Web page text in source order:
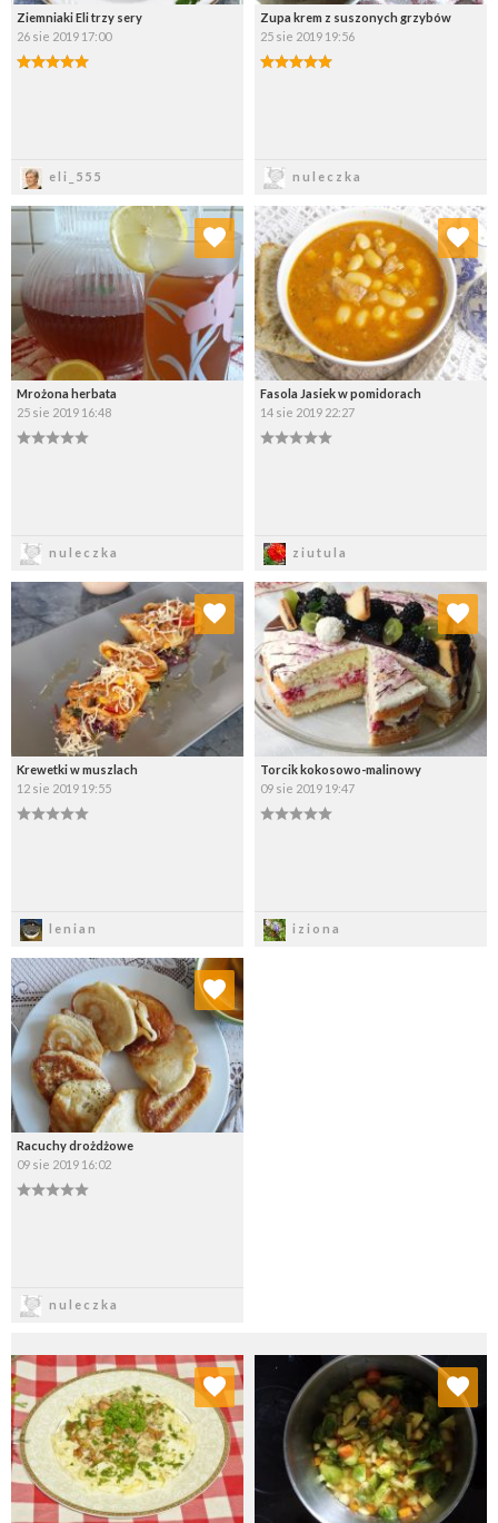
Ziemniaki Eli trzy sery
26 sie 2019 17:00
eli_555
Zupa krem z suszonych grzybów
25 sie 2019 19:56
nuleczka
Mrożona herbata
25 sie 2019 16:48
nuleczka
Dodaj do ulubionych
Wybierz listę:
Fasola Jasiek w pomidorach
14 sie 2019 22:27
ziutula
Dodaj do ulubionych
Wybierz listę:
Krewetki w muszlach
12 sie 2019 19:55
lenian
Dodaj do ulubionych
Wybierz listę:
Torcik kokosowo-malinowy
09 sie 2019 19:47
iziona
Dodaj do ulubionych
Wybierz listę:
Racuchy drożdżowe
09 sie 2019 16:02
nuleczka
Dodaj do ulubionych
Wybierz listę:
Dodaj do ulubionych
Wybierz listę:
Dodaj do ulubionych
Wybierz listę: